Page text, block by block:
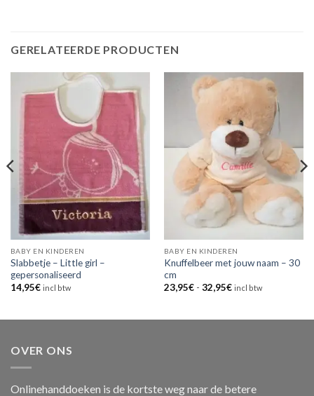
GERELATEERDE PRODUCTEN
BABY EN KINDEREN
Slabbetje – Little girl –
gepersonaliseerd
14,95€ incl btw
BABY EN KINDEREN
Knuffelbeer met jouw naam – 30
cm
23,95€ - 32,95€Prijsklasse:
incl btw
OVER ONS
Onlinehanddoeken is de kortste weg naar de betere